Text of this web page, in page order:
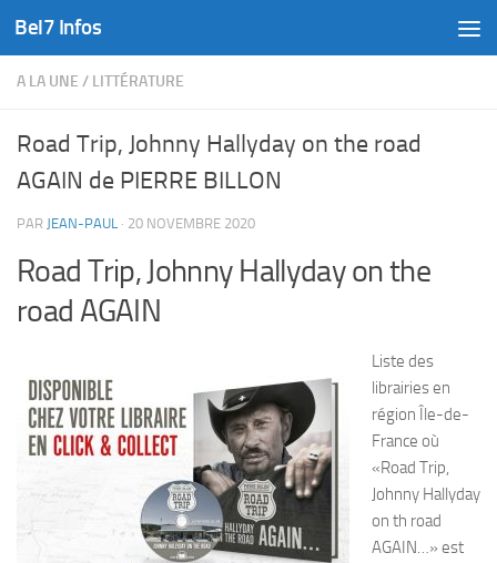
Skip to content
Bel7 Infos
A LA UNE / LITTÉRATURE
Road Trip, Johnny Hallyday on the road
AGAIN de PIERRE BILLON
PAR JEAN-PAUL · 20 NOVEMBRE 2020
Road Trip, Johnny Hallyday on the
road AGAIN
Liste des
librairies en
région Île-de-
France où
«Road Trip,
Johnny Hallyday
on th road
AGAIN…» est